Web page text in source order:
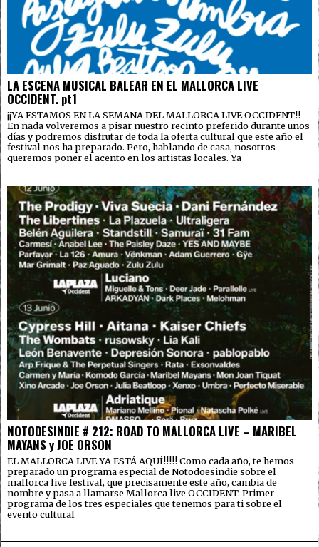
LA ESCENA MUSICAL BALEAR EN EL MALLORCA LIVE
OCCIDENT. pt1
¡¡YA ESTAMOS EN LA SEMANA DEL MALLORCA LIVE OCCIDENT!!
En nada volveremos a pisar nuestro recinto preferido durante unos
días y podremos disfrutar de toda la oferta cultural que este año el
festival nos ha preparado. Pero, hablando de casa, nosotros
queremos poner el acento en los artistas locales. Ya
NOTODESINDIE # 212: ROAD TO MALLORCA LIVE – MARIBEL
MAYANS y JOE ORSON
EL MALLORCA LIVE YA ESTÁ AQUÍ!!!!! Como cada año, te hemos
preparado un programa especial de Notodoesindie sobre el
mallorca live festival, que precisamente este año, cambia de
nombre y pasa a llamarse Mallorca live OCCIDENT. Primer
programa de los tres especiales que tenemos para ti sobre el
evento cultural